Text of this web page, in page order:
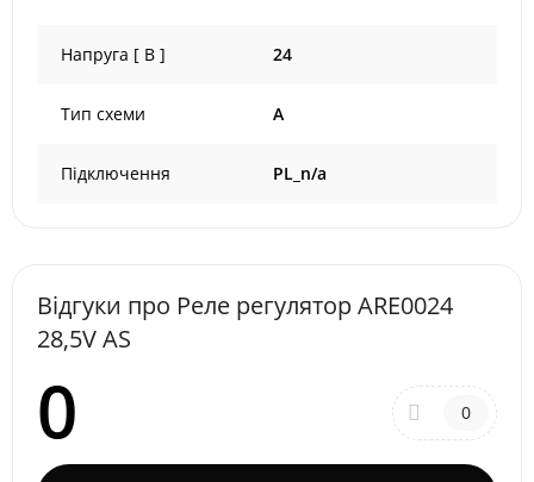
Напруга [ В ] 24
Тип схеми A
Підключення PL_n/a
Відгуки про Реле регулятор ARE0024
28,5V AS
0 0